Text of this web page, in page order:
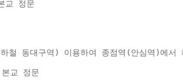
교 정문
철 동대구역) 이용하여 종점역(안심역)에
교 정문